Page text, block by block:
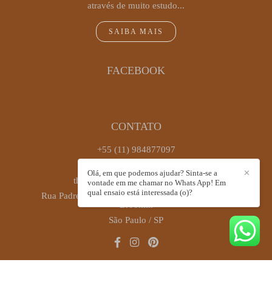
através de muito estudo...
SAIBA MAIS
FACEBOOK
CONTATO
+55 (11) 984877097
thaiscastrofotografia@gmail.com
Rua Padre Antônio José dos Santos, 449, sala 72 -
Brooklin
São Paulo / SP
✕
Olá, em que podemos ajudar? Sinta-se a
vontade em me chamar no Whats App! Em
qual ensaio está interessada (o)?